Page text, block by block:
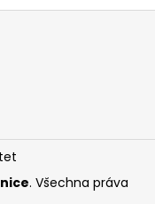
. Všechna práva